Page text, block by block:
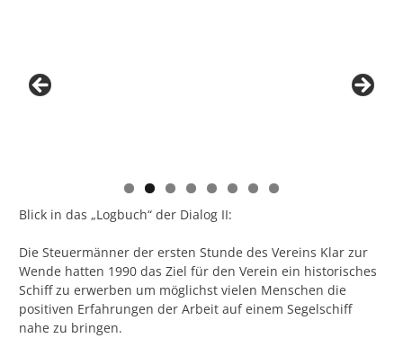
Blick in das „Logbuch“ der Dialog II:
Die Steuermänner der ersten Stunde des Vereins Klar zur
Wende hatten 1990 das Ziel für den Verein ein historisches
Schiff zu erwerben um möglichst vielen Menschen die
positiven Erfahrungen der Arbeit auf einem Segelschiff
nahe zu bringen.